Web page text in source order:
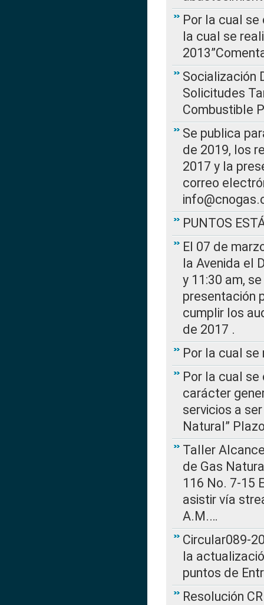
Por la cual se
la cual se
Socialización
Solicitudes
Combustible
Se publica
de 2019, los
2017 y la
correo
PUNTOS
El 07 de
la Avenida el
y 11:30 am,
presentación
cumplir los
de 2017 .
Por la cual se
Por la cual
carácter
servicios a
Natural”
Taller
de Gas
116 No. 7-15
asistir vía
A.M.…
Circular089-
la
puntos de
Resolución